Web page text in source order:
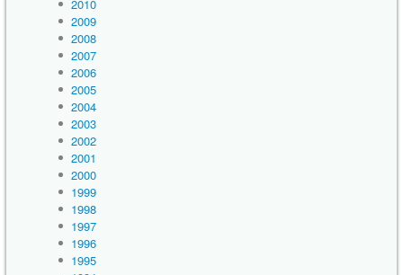
2010
2009
2008
2007
2006
2005
2004
2003
2002
2001
2000
1999
1998
1997
1996
1995